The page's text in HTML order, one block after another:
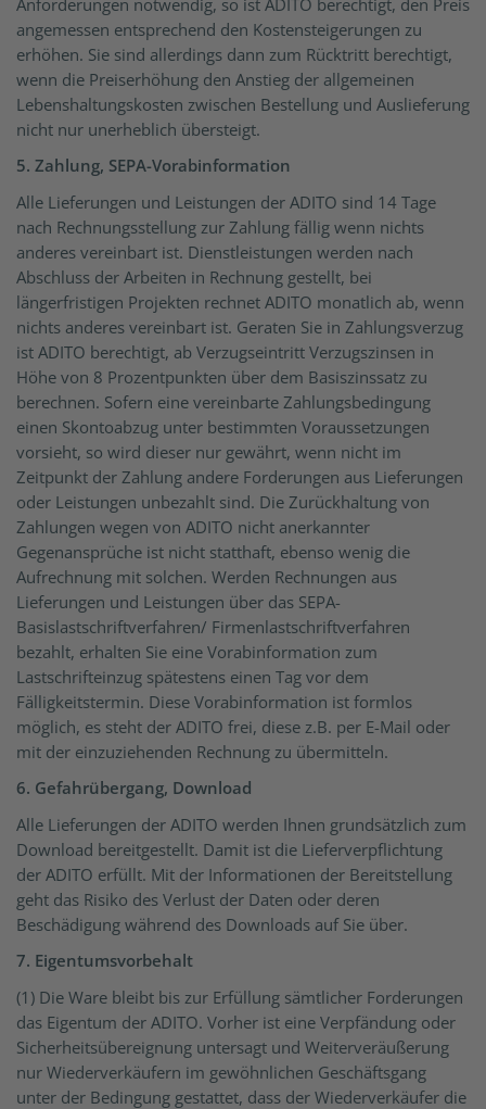
angemessen entsprechend den Kostensteigerungen zu
erhöhen. Sie sind allerdings dann zum Rücktritt berechtigt,
wenn die Preiserhöhung den Anstieg der allgemeinen
Lebenshaltungskosten zwischen Bestellung und Auslieferung
nicht nur unerheblich übersteigt.
5. Zahlung, SEPA-Vorabinformation
Alle Lieferungen und Leistungen der ADITO sind 14 Tage
nach Rechnungsstellung zur Zahlung fällig wenn nichts
anderes vereinbart ist. Dienstleistungen werden nach
Abschluss der Arbeiten in Rechnung gestellt, bei
längerfristigen Projekten rechnet ADITO monatlich ab, wenn
nichts anderes vereinbart ist. Geraten Sie in Zahlungsverzug
ist ADITO berechtigt, ab Verzugseintritt Verzugszinsen in
Höhe von 8 Prozentpunkten über dem Basiszinssatz zu
berechnen. Sofern eine vereinbarte Zahlungsbedingung
einen Skontoabzug unter bestimmten Voraussetzungen
vorsieht, so wird dieser nur gewährt, wenn nicht im
Zeitpunkt der Zahlung andere Forderungen aus Lieferungen
oder Leistungen unbezahlt sind. Die Zurückhaltung von
Zahlungen wegen von ADITO nicht anerkannter
Gegenansprüche ist nicht statthaft, ebenso wenig die
Aufrechnung mit solchen. Werden Rechnungen aus
Lieferungen und Leistungen über das SEPA-
Basislastschriftverfahren/ Firmenlastschriftverfahren
bezahlt, erhalten Sie eine Vorabinformation zum
Lastschrifteinzug spätestens einen Tag vor dem
Fälligkeitstermin. Diese Vorabinformation ist formlos
möglich, es steht der ADITO frei, diese z.B. per E-Mail oder
mit der einzuziehenden Rechnung zu übermitteln.
6. Gefahrübergang, Download
Alle Lieferungen der ADITO werden Ihnen grundsätzlich zum
Download bereitgestellt. Damit ist die Lieferverpflichtung
der ADITO erfüllt. Mit der Informationen der Bereitstellung
geht das Risiko des Verlust der Daten oder deren
Beschädigung während des Downloads auf Sie über.
7. Eigentumsvorbehalt
(1) Die Ware bleibt bis zur Erfüllung sämtlicher Forderungen
das Eigentum der ADITO. Vorher ist eine Verpfändung oder
Sicherheitsübereignung untersagt und Weiterveräußerung
nur Wiederverkäufern im gewöhnlichen Geschäftsgang
unter der Bedingung gestattet, dass der Wiederverkäufer die